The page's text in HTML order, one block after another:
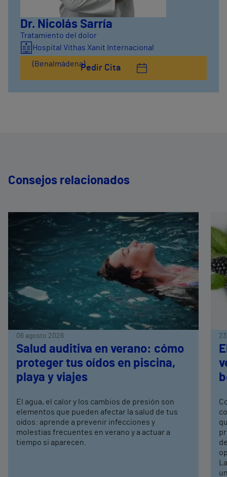
Dr. Nicolás Sarría
Tratamiento del dolor
Hospital Vithas Xanit Internacional
(Benalmádena)Pedir Cita
Consejos relacionados
06 agosto 2026
Salud auditiva en verano: cómo
proteger tus oídos en piscina,
playa y viajes
El agua, el calor y los cambios de presión son
elementos que pueden afectar la salud de tus
oídos: aprende a prevenir infecciones y
molestias frecuentes en verano y a actuar a
tiempo si aparecen.